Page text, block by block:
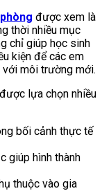
được xem là
thời nhiều mục
chỉ giúp học sinh
kiện để các em
môi trường mới.
lựa chọn nhiều
bối cảnh thực tế
giúp hình thành
thuộc vào gia